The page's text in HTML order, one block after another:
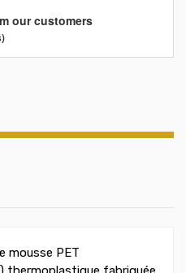
our customers
mousse PET